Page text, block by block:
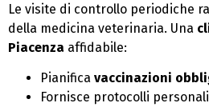
Le visite di controllo periodiche
della medicina veterinaria. Una
Piacenza affidabile:
Pianifica vaccinazioni
Fornisce protocolli